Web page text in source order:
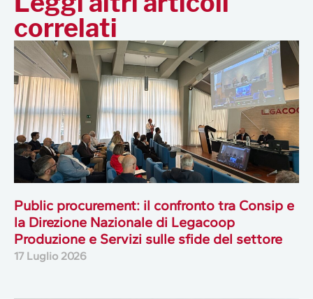
correlati
Public procurement: il confronto tra Consip e
la Direzione Nazionale di Legacoop
Produzione e Servizi sulle sfide del settore
17 Luglio 2026